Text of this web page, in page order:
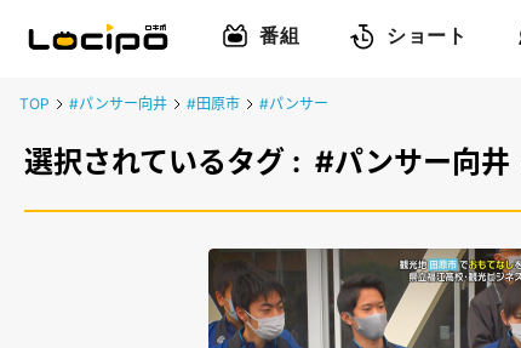
番組 ショート
TOP #パンサー向井 #田原市 #パンサー
選択されているタグ : #パンサー向井